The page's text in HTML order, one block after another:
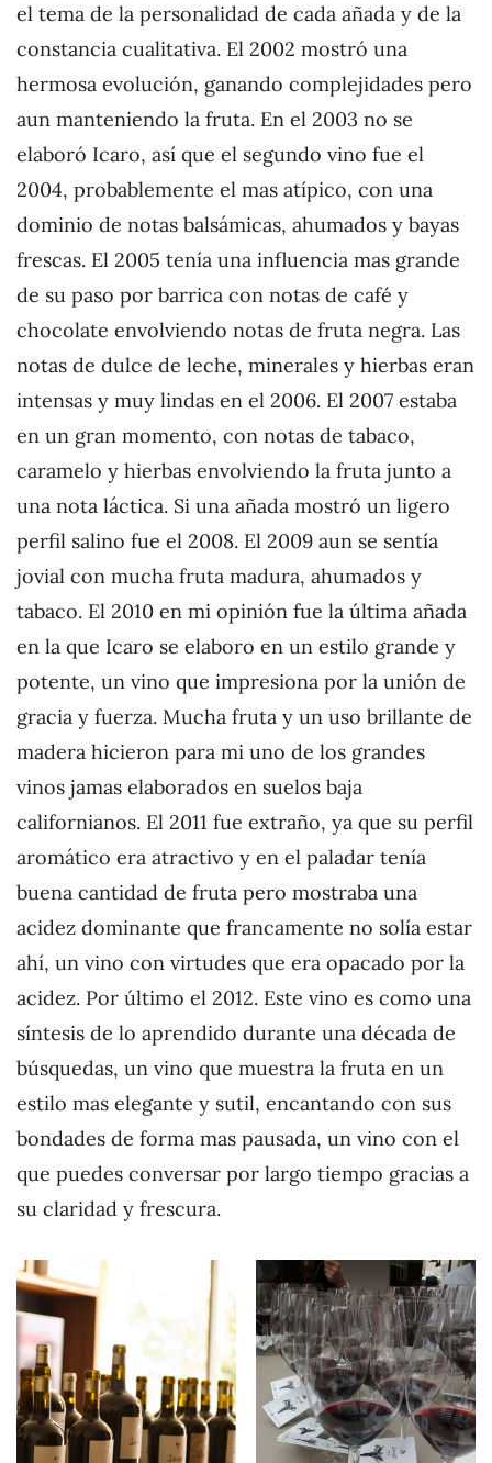
el tema de la personalidad de cada añada y de la
constancia cualitativa. El 2002 mostró una
hermosa evolución, ganando complejidades pero
aun manteniendo la fruta. En el 2003 no se
elaboró Icaro, así que el segundo vino fue el
2004, probablemente el mas atípico, con una
dominio de notas balsámicas, ahumados y bayas
frescas. El 2005 tenía una influencia mas grande
de su paso por barrica con notas de café y
chocolate envolviendo notas de fruta negra. Las
notas de dulce de leche, minerales y hierbas eran
intensas y muy lindas en el 2006. El 2007 estaba
en un gran momento, con notas de tabaco,
caramelo y hierbas envolviendo la fruta junto a
una nota láctica. Si una añada mostró un ligero
perfil salino fue el 2008. El 2009 aun se sentía
jovial con mucha fruta madura, ahumados y
tabaco. El 2010 en mi opinión fue la última añada
en la que Icaro se elaboro en un estilo grande y
potente, un vino que impresiona por la unión de
gracia y fuerza. Mucha fruta y un uso brillante de
madera hicieron para mi uno de los grandes
vinos jamas elaborados en suelos baja
californianos. El 2011 fue extraño, ya que su perfil
aromático era atractivo y en el paladar tenía
buena cantidad de fruta pero mostraba una
acidez dominante que francamente no solía estar
ahí, un vino con virtudes que era opacado por la
acidez. Por último el 2012. Este vino es como una
síntesis de lo aprendido durante una década de
búsquedas, un vino que muestra la fruta en un
estilo mas elegante y sutil, encantando con sus
bondades de forma mas pausada, un vino con el
que puedes conversar por largo tiempo gracias a
su claridad y frescura.